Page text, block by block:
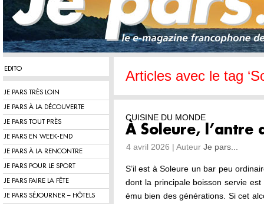
EDITO
JE PARS TRÈS LOIN
JE PARS À LA DÉCOUVERTE
JE PARS TOUT PRÈS
JE PARS EN WEEK-END
JE PARS À LA RENCONTRE
JE PARS POUR LE SPORT
JE PARS FAIRE LA FÊTE
JE PARS SÉJOURNER – HÔTELS
Articles avec le tag
CUISINE DU MONDE
À Soleure, l’antre
4 avril 2026 | Auteur Je pars...
S’il est à Soleure un bar peu
dont la principale boisson servie
ému bien des générations. Si cet